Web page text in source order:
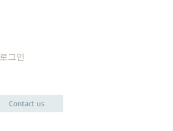
로그인
Contact us